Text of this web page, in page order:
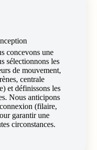
concevons une
sélectionnons les
de mouvement,
centrale
et définissons les
Nous anticipons
(filaire,
garantir une
circonstances.